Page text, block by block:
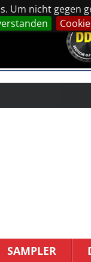
Um nicht
SAMPLER